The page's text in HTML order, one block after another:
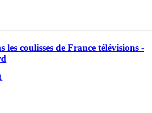
les coulisses de France télévisions -